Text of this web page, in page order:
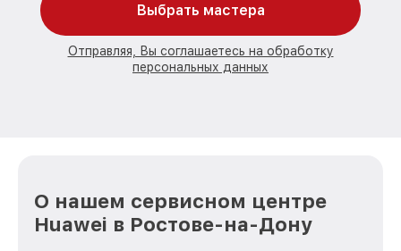
Выбрать мастера
Отправляя, Вы соглашаетесь на обработку
персональных данных
О нашем сервисном центре
Huawei в Ростове-на-Дону